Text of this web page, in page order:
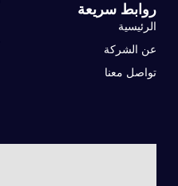
روابط سريعة
الرئيسية
عن الشركة
تواصل معنا